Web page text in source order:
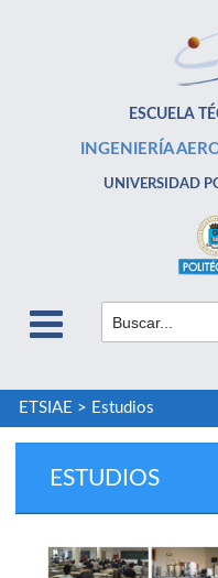
ESCUELA
INGENIERÍA
UNIVERSIDAD
ETSIAE > Estudios
ESTUDIOS